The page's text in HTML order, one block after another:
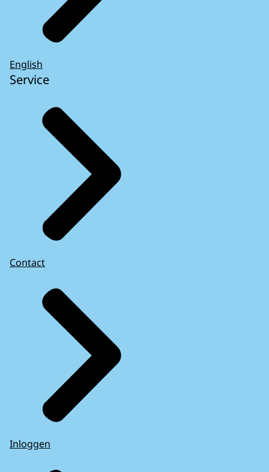
English
Service
Contact
Inloggen